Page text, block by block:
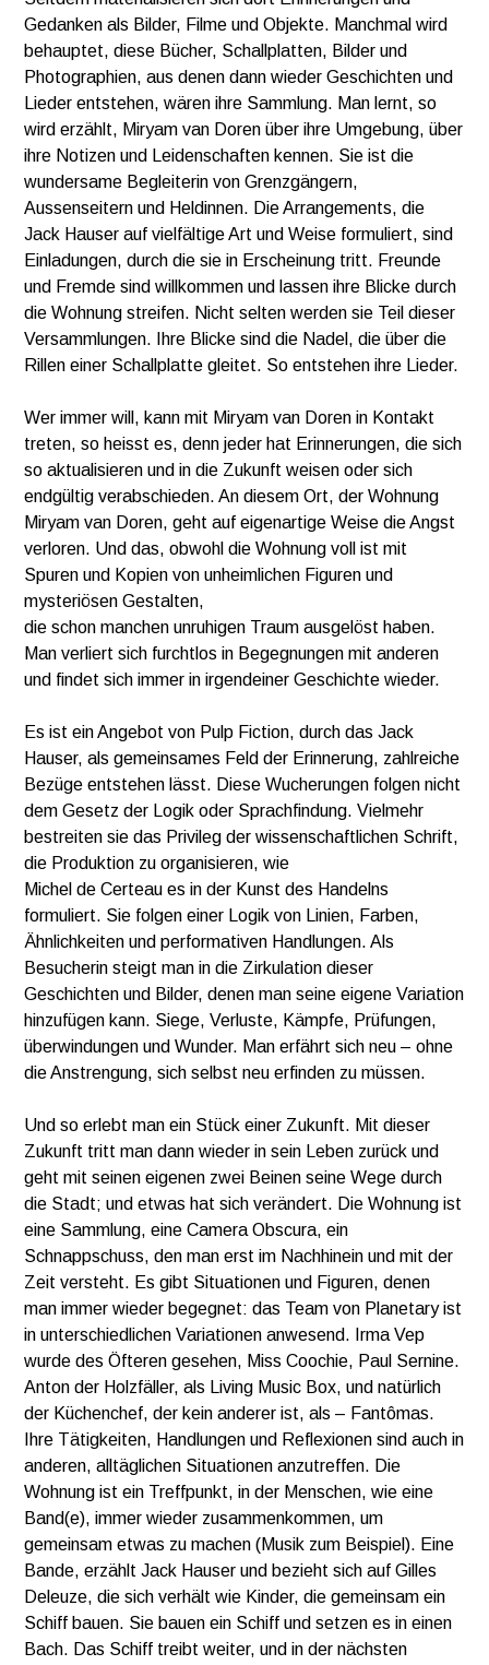
Gedanken als Bilder, Filme und Objekte. Manchmal wird
behauptet, diese Bücher, Schallplatten, Bilder und
Photographien, aus denen dann wieder Geschichten und
Lieder entstehen, wären ihre Sammlung. Man lernt, so
wird erzählt, Miryam van Doren über ihre Umgebung, über
ihre Notizen und Leidenschaften kennen. Sie ist die
wundersame Begleiterin von Grenzgängern,
Aussenseitern und Heldinnen. Die Arrangements, die
Jack Hauser auf vielfältige Art und Weise formuliert, sind
Einladungen, durch die sie in Erscheinung tritt. Freunde
und Fremde sind willkommen und lassen ihre Blicke durch
die Wohnung streifen. Nicht selten werden sie Teil dieser
Versammlungen. Ihre Blicke sind die Nadel, die über die
Rillen einer Schallplatte gleitet. So entstehen ihre Lieder.
Wer immer will, kann mit Miryam van Doren in Kontakt
treten, so heisst es, denn jeder hat Erinnerungen, die sich
so aktualisieren und in die Zukunft weisen oder sich
endgültig verabschieden. An diesem Ort, der Wohnung
Miryam van Doren, geht auf eigenartige Weise die Angst
verloren. Und das, obwohl die Wohnung voll ist mit
Spuren und Kopien von unheimlichen Figuren und
mysteriösen Gestalten,
die schon manchen unruhigen Traum ausgelöst haben.
Man verliert sich furchtlos in Begegnungen mit anderen
und findet sich immer in irgendeiner Geschichte wieder.
Es ist ein Angebot von Pulp Fiction, durch das Jack
Hauser, als gemeinsames Feld der Erinnerung, zahlreiche
Bezüge entstehen lässt. Diese Wucherungen folgen nicht
dem Gesetz der Logik oder Sprachfindung. Vielmehr
bestreiten sie das Privileg der wissenschaftlichen Schrift,
die Produktion zu organisieren, wie
Michel de Certeau es in der Kunst des Handelns
formuliert. Sie folgen einer Logik von Linien, Farben,
Ähnlichkeiten und performativen Handlungen. Als
Besucherin steigt man in die Zirkulation dieser
Geschichten und Bilder, denen man seine eigene Variation
hinzufügen kann. Siege, Verluste, Kämpfe, Prüfungen,
überwindungen und Wunder. Man erfährt sich neu – ohne
die Anstrengung, sich selbst neu erfinden zu müssen.
Und so erlebt man ein Stück einer Zukunft. Mit dieser
Zukunft tritt man dann wieder in sein Leben zurück und
geht mit seinen eigenen zwei Beinen seine Wege durch
die Stadt; und etwas hat sich verändert. Die Wohnung ist
eine Sammlung, eine Camera Obscura, ein
Schnappschuss, den man erst im Nachhinein und mit der
Zeit versteht. Es gibt Situationen und Figuren, denen
man immer wieder begegnet: das Team von Planetary ist
in unterschiedlichen Variationen anwesend. Irma Vep
wurde des Öfteren gesehen, Miss Coochie, Paul Sernine.
Anton der Holzfäller, als Living Music Box, und natürlich
der Küchenchef, der kein anderer ist, als – Fantômas.
Ihre Tätigkeiten, Handlungen und Reflexionen sind auch in
anderen, alltäglichen Situationen anzutreffen. Die
Wohnung ist ein Treffpunkt, in der Menschen, wie eine
Band(e), immer wieder zusammenkommen, um
gemeinsam etwas zu machen (Musik zum Beispiel). Eine
Bande, erzählt Jack Hauser und bezieht sich auf Gilles
Deleuze, die sich verhält wie Kinder, die gemeinsam ein
Schiff bauen. Sie bauen ein Schiff und setzen es in einen
Bach. Das Schiff treibt weiter, und in der nächsten